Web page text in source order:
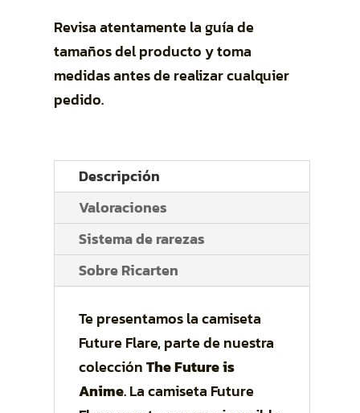
Revisa atentamente la guía de
tamaños del producto y toma
medidas antes de realizar cualquier
pedido.
Descripción
Valoraciones
Sistema de rarezas
Sobre Ricarten
Te presentamos la camiseta
Future Flare, parte de nuestra
colecciónThe Future is
Anime. La camiseta Future